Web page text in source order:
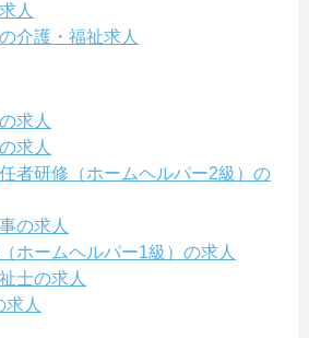
人
介護・福祉求人
求人
求人
者研修（ホームヘルパー2級）の
の求人
ホームヘルパー1級）の求人
士の求人
人